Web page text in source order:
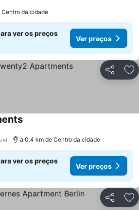
Centro da cidade
ver os preços
Ver preços
Partilhar
a 0.4 km de Centro da cidade
ver os preços
Ver preços
Partilhar